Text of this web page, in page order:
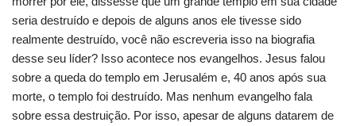
seria destruído e depois de alguns anos ele tivesse sido
realmente destruído, você não escreveria isso na biografia
desse seu líder? Isso acontece nos evangelhos. Jesus falou
sobre a queda do templo em Jerusalém e, 40 anos após sua
morte, o templo foi destruído. Mas nenhum evangelho fala
sobre essa destruição. Por isso, apesar de alguns datarem de